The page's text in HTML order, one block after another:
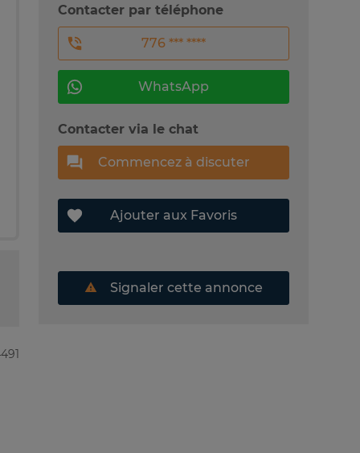
Contacter par téléphone
776 *** ****
WhatsApp
Contacter via le chat
Commencez à discuter
Ajouter aux Favoris
Signaler cette annonce